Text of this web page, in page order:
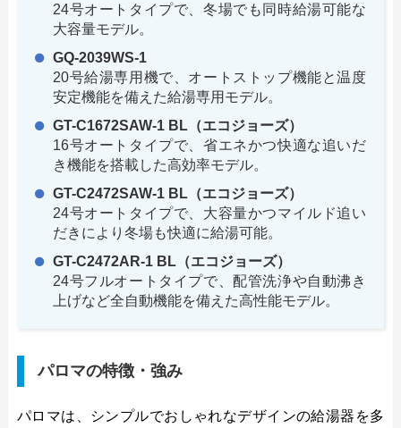
24号オートタイプで、冬場でも同時給湯可能な
大容量モデル。
GQ-2039WS-1
20号給湯専用機で、オートストップ機能と温度
安定機能を備えた給湯専用モデル。
GT-C1672SAW-1 BL（エコジョーズ）
16号オートタイプで、省エネかつ快適な追いだ
き機能を搭載した高効率モデル。
GT-C2472SAW-1 BL（エコジョーズ）
24号オートタイプで、大容量かつマイルド追い
だきにより冬場も快適に給湯可能。
GT-C2472AR-1 BL（エコジョーズ）
24号フルオートタイプで、配管洗浄や自動沸き
上げなど全自動機能を備えた高性能モデル。
パロマの特徴・強み
パロマは、シンプルでおしゃれなデザインの給湯器を多